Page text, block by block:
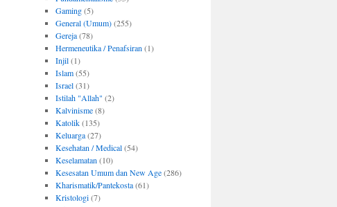
Gaming(5)
General (Umum)(255)
Gereja(78)
Hermeneutika / Penafsiran (1)
Injil(1)
Islam(55)
Israel(31)
Istilah "Allah" (2)
Kalvinisme(8)
Katolik(135)
Keluarga(27)
Kesehatan / Medical(54)
Keselamatan (10)
Kesesatan Umum dan New Age(286)
Kharismatik/Pantekosta(61)
Kristologi(7)